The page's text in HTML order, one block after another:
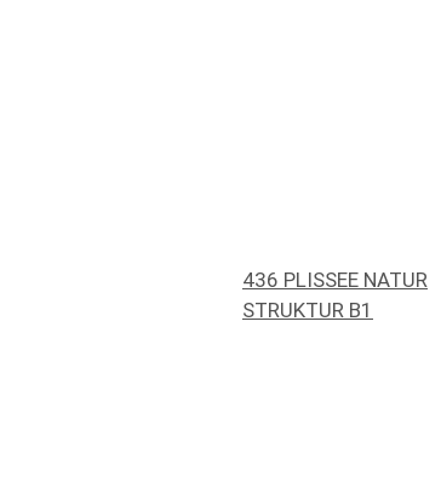
436 PLISSEE NATUR
STRUKTUR B1